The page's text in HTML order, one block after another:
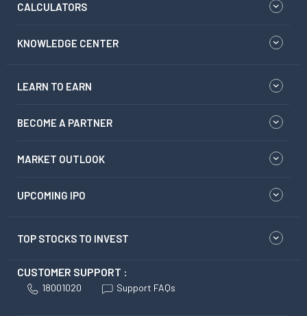
CALCULATORS
KNOWLEDGE CENTER
LEARN TO EARN
BECOME A PARTNER
MARKET OUTLOOK
UPCOMING IPO
TOP STOCKS TO INVEST
CUSTOMER SUPPORT :
18001020 Support FAQs